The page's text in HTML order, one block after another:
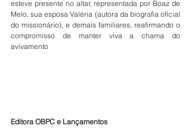
esteve presente no altar, representada por Boaz de
Melo, sua esposa Valéria (autora da biografia oficial
do missionário), e demais familiares, reafirmando o
compromisso de manter viva a chama do
avivamento
Editora OBPC e Lançamentos